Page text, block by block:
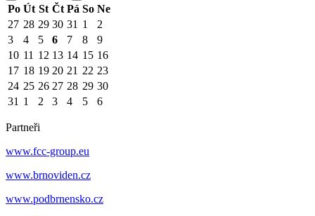
Po Út St Čt Pá So Ne
27 28 29 30 31 1
2
3
4 5 6 7 8
9
10 11 12 13 14 15 16
17 18 19 20 21 22 23
24 25 26 27 28 29 30
31 1 2 3 4 5 6
Partneři
www.fcc-group.eu
www.brnoviden.cz
www.podbrnensko.cz